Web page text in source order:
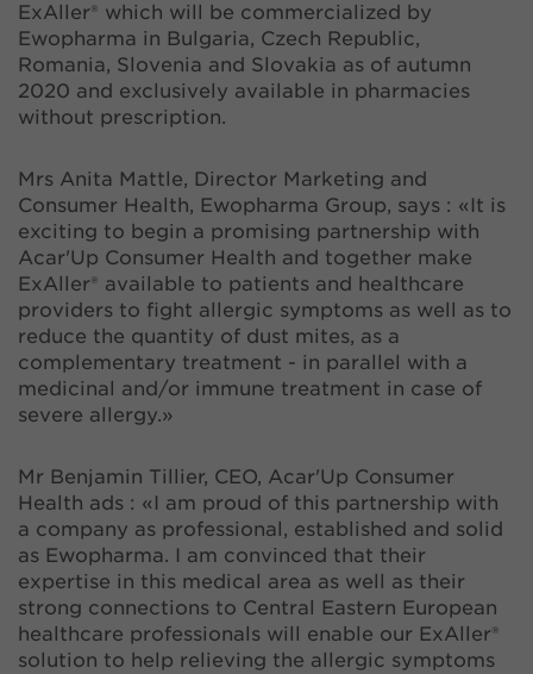
ExAller® which will be commercialized by
Ewopharma in Bulgaria, Czech Republic,
Romania, Slovenia and Slovakia as of autumn
2020 and exclusively available in pharmacies
without prescription.
Mrs Anita Mattle, Director Marketing and
Consumer Health, Ewopharma Group, says : «It is
exciting to begin a promising partnership with
Acar'Up Consumer Health and together make
ExAller® available to patients and healthcare
providers to fight allergic symptoms as well as to
reduce the quantity of dust mites, as a
complementary treatment - in parallel with a
medicinal and/or immune treatment in case of
severe allergy.»
Mr Benjamin Tillier, CEO, Acar'Up Consumer
Health ads : «I am proud of this partnership with
a company as professional, established and solid
as Ewopharma. I am convinced that their
expertise in this medical area as well as their
strong connections to Central Eastern European
healthcare professionals will enable our ExAller®
solution to help relieving the allergic symptoms